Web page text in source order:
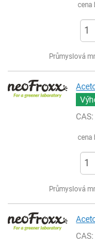
cena
Průmyslová
CAS:
cena
Průmyslová
CAS: